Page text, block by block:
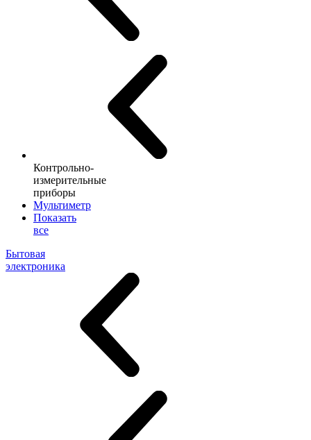
Контрольно-
измерительные
приборы
Мультиметр
Показать
все
Бытовая
электроника